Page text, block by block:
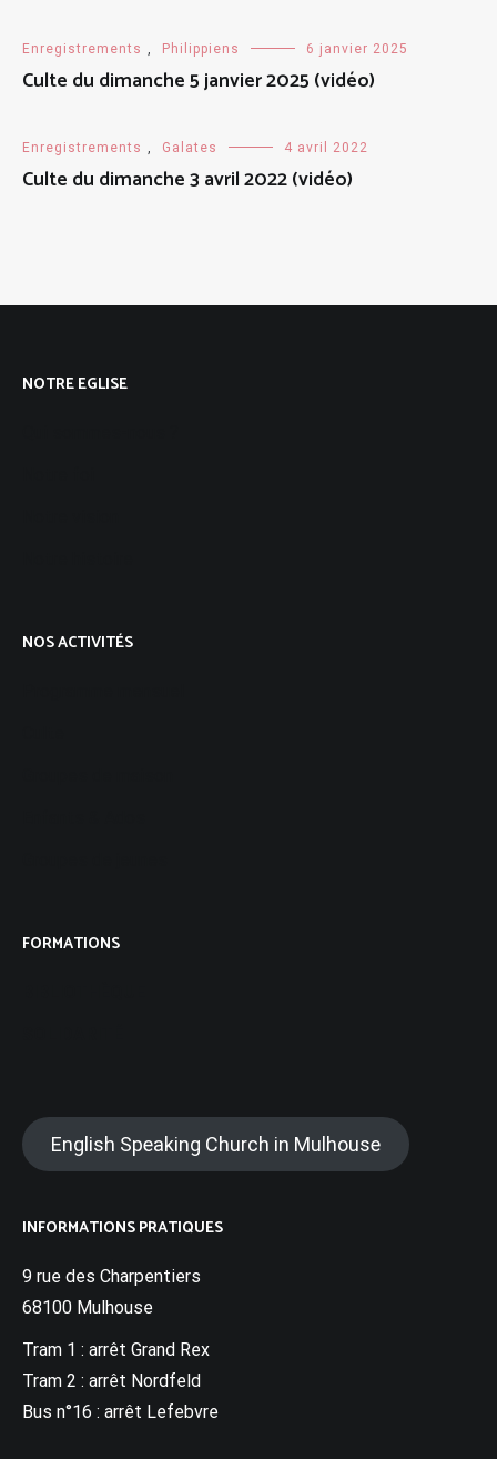
Enregistrements Philippiens 6 janvier 2025
Culte du dimanche 5 janvier 2025 (vidéo)
Enregistrements Galates 4 avril 2022
Culte du dimanche 3 avril 2022 (vidéo)
NOTRE EGLISE
NOS ACTIVITÉS
FORMATIONS
English Speaking Church in Mulhouse
INFORMATIONS PRATIQUES
9 rue des Charpentiers
68100 Mulhouse
Tram 1 : arrêt Grand Rex
Tram 2 : arrêt Nordfeld
Bus n°16 : arrêt Lefebvre